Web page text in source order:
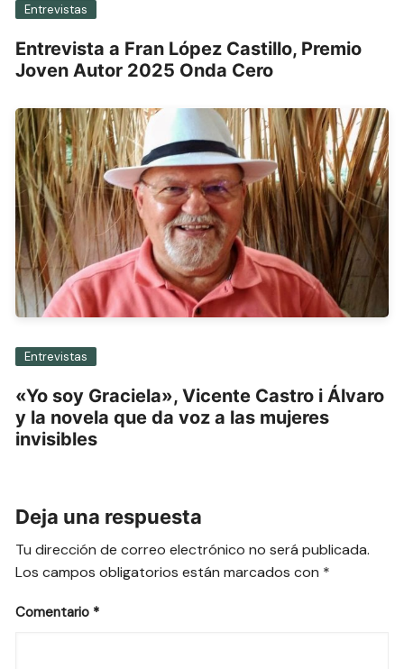
Entrevistas
Entrevista a Fran López Castillo, Premio
Joven Autor 2025 Onda Cero
Entrevistas
«Yo soy Graciela», Vicente Castro i Álvaro
y la novela que da voz a las mujeres
invisibles
Deja una respuesta
Tu dirección de correo electrónico no será publicada.
Los campos obligatorios están marcados con *
Comentario *